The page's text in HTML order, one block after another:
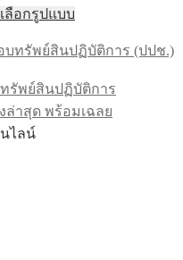
เลือกรูปแบบ
รัพย์สินปฏิบัติการ
ล่าสุด พร้อมเฉลย
ไลน์